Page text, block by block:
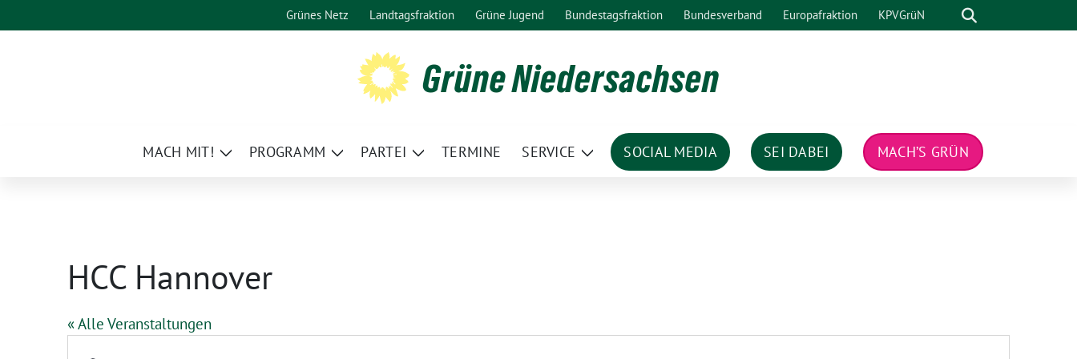
zum
Grünes Netz Landtagsfraktion Grüne Jugend Bundestagsfraktion Bundesverband Europafraktion KPVGrüN Suche
Grüne Niedersachsen
MACH MIT!
Zeige
PROGRAMM
Zeige
PARTEI
Zeige
TERMINE SERVICE
Zeige
SOCIAL MEDIA SEI DABEI MACH’S GRÜN
HCC Hannover
« Alle Veranstaltungen